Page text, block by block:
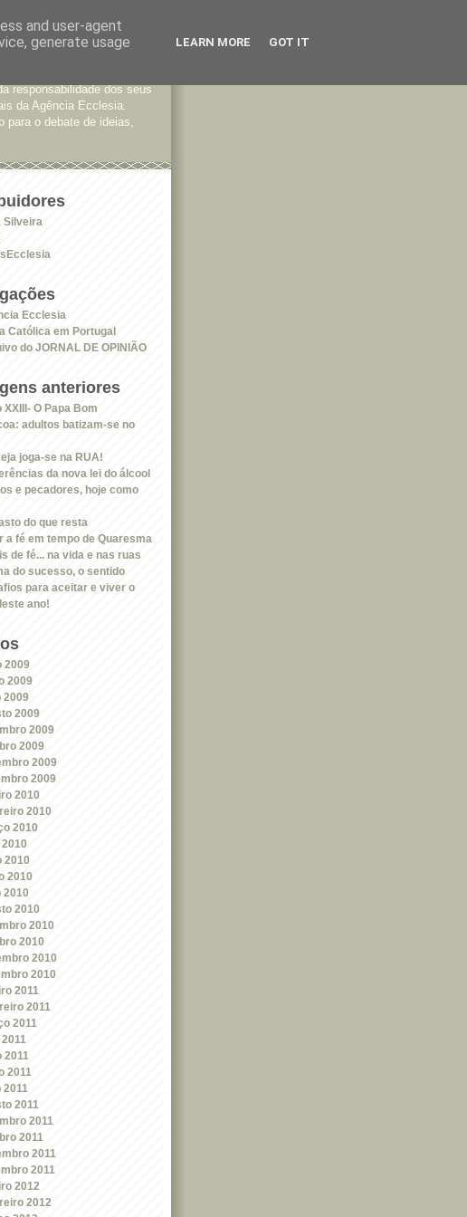
responsabilidade dos seus
da Agência Ecclesia.
para o debate de ideias,
Silveira
Ecclesia
Católica em Portugal
do JORNAL DE OPINIÃO
anteriores
XXIII- O Papa Bom
adultos batizam-se no
joga-se na RUA!
da nova lei do álcool
e pecadores, hoje como
do que resta
a fé em tempo de Quaresma
de fé... na vida e nas ruas
do sucesso, o sentido
para aceitar e viver o
ano!
2009
2009
2009
2009
2009
2009
2009
2009
2010
2010
2010
2010
2010
2010
2010
2010
2010
2010
2010
2011
2011
2011
2011
2011
2011
2011
2011
2011
2011
2011
2012
2012
and user-agent
generate usage
LEARN MORE GOT IT